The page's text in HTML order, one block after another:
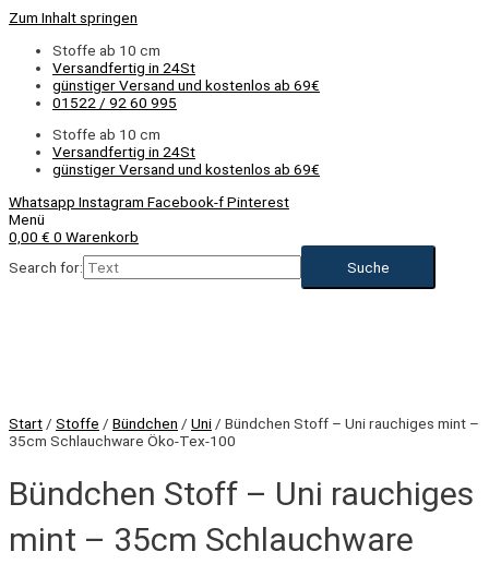
Zum Inhalt springen
Stoffe ab 10 cm
Versandfertig in 24St
günstiger Versand und kostenlos ab 69€
01522 / 92 60 995
Stoffe ab 10 cm
Versandfertig in 24St
günstiger Versand und kostenlos ab 69€
Whatsapp Instagram Facebook-fPinterest
Menü
0,00 € 0 Warenkorb
Search for:
Start / Stoffe / Bündchen / Uni / Bündchen Stoff – Uni rauchiges mint –
35cm Schlauchware Öko-Tex-100
Bündchen Stoff – Uni rauchiges
mint – 35cm Schlauchware